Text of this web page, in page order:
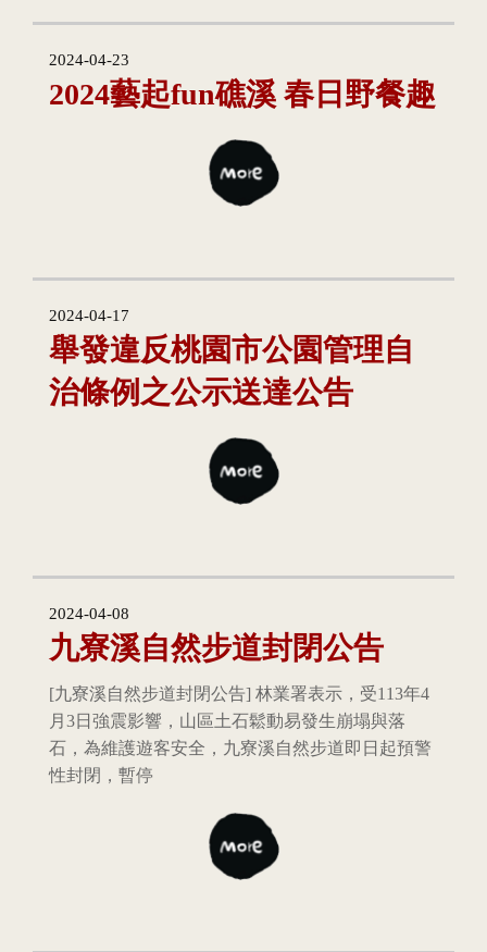
2024-04-23
2024藝起fun礁溪 春日野餐趣
2024-04-17
舉發違反桃園市公園管理自
治條例之公示送達公告
2024-04-08
九寮溪自然步道封閉公告
[九寮溪自然步道封閉公告] 林業署表示，受113年4
月3日強震影響，山區土石鬆動易發生崩塌與落
石，為維護遊客安全，九寮溪自然步道即日起預警
性封閉，暫停